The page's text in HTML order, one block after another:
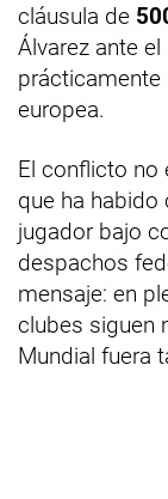
cláusula de
Álvarez ante
prácticamente
europea.
El conflicto no
que ha habido
jugador bajo
despachos
mensaje: en
clubes siguen
Mundial fuera